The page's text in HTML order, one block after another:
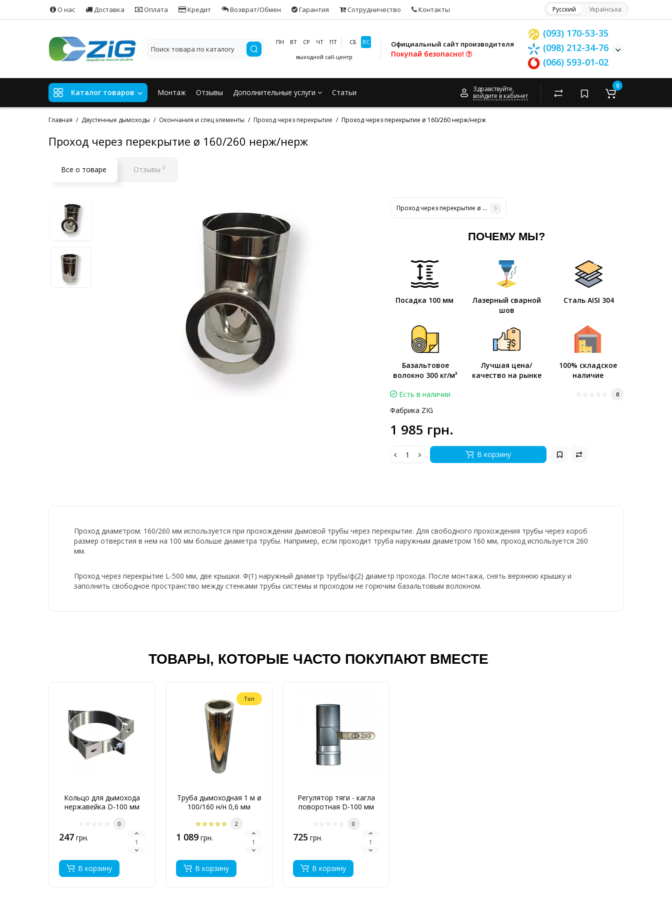
О нас Доставка Оплата Кредит Возврат/Обмен Гарантия Сотрудничество Контакты Русский Українська
ПН ВТ СР ЧТ ПТ СБ
ВС
выходной call-центр
Официальный сайт производителя
Покупай безопасно!
(093) 170-53-35
(098) 212-34-76
(066) 593-01-02
Каталог товаров Монтаж Отзывы Дополнительные услуги Статьи
Здравствуйте,
войдите в кабинет
0
Главная Двустенные дымоходы Окончания и спец элементы Проход через перекрытие Проход через перекрытие ø 160/260 нерж/нерж
Проход через перекрытие ø 160/260 нерж/нерж
Все о товаре Отзывы 0
Проход через перекрытие ø 180/280 нерж/нерж
ПОЧЕМУ МЫ?
Посадка 100 мм
Лазерный сварной
шов
Сталь AISI 304
Базальтовое
волокно 300 кг/м³
Лучшая цена/
качество на рынке
100% складское
наличие
Есть в наличии
0
Фабрика ZIG
1 985 грн.
В корзину
Проход диаметром: 160/260 мм используется при прохождении дымовой трубы через перекрытие. Для свободного прохождения трубы через короб
размер отверстия в нем на 100 мм больше диаметра трубы. Например, если проходит труба наружным диаметром 160 мм, проход используется 260
мм.
Проход через перекрытие L-500 мм, две крышки. Ф(1) наружный диаметр трубы/ф(2) диаметр прохода. После монтажа, снять верхнюю крышку и
заполнить свободное пространство между стенками трубы системы и проходом не горючим базальтовым волокном.
ТОВАРЫ, КОТОРЫЕ ЧАСТО ПОКУПАЮТ ВМЕСТЕ
Кольцо для дымохода
нержавейка D-100 мм
0
247 грн.
В корзину
Топ
Труба дымоходная 1 м ø
100/160 н/н 0,6 мм
2
1 089 грн.
В корзину
Регулятор тяги - кагла
поворотная D-100 мм
0
725 грн.
В корзину